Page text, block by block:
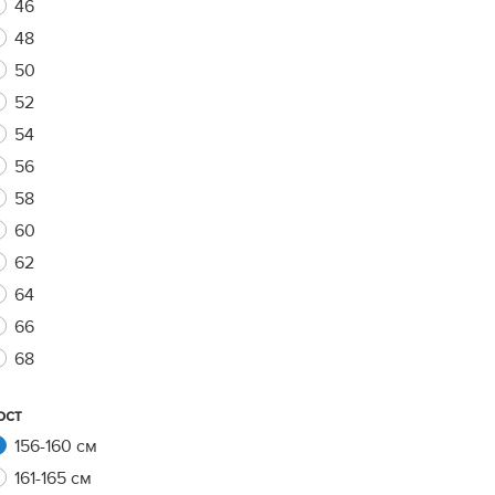
46
48
50
52
54
56
58
60
62
64
66
68
156-160 см
161-165 см